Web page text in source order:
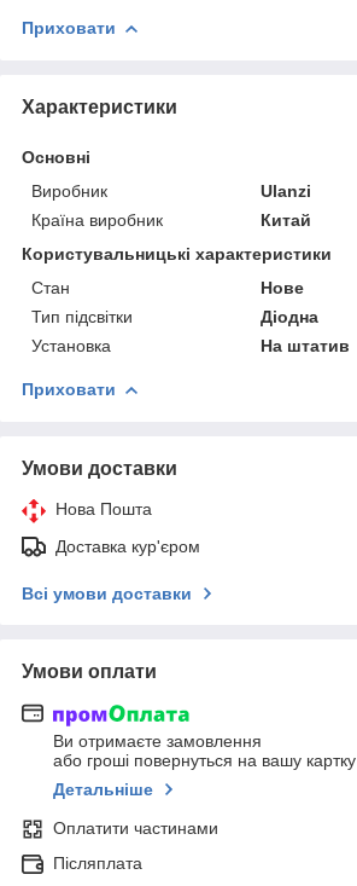
Приховати
Характеристики
Основні
Виробник
Ulanzi
Країна виробник
Китай
Користувальницькі характеристики
Стан
Нове
Тип підсвітки
Діодна
Установка
На штатив
Приховати
Умови доставки
Нова Пошта
Доставка кур'єром
Всі умови доставки
Умови оплати
Ви отримаєте замовлення
або гроші повернуться на вашу картку
Детальніше
Оплатити частинами
Післяплата